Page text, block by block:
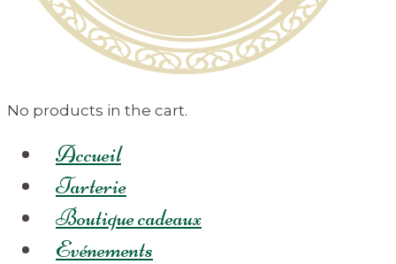
No products in the cart.
Accueil
Tarterie
Boutique cadeaux
Evénements